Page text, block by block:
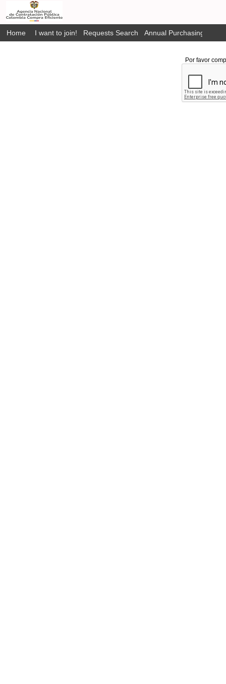
Home I want to join! Requests Search Annual Purchasing Plan
Por favor